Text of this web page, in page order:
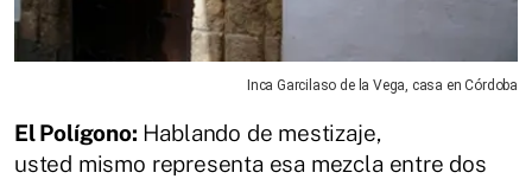
Inca Garcilaso de la Vega, casa en Córdoba
El Polígono: Hablando de mestizaje,
usted mismo representa esa mezcla entre dos